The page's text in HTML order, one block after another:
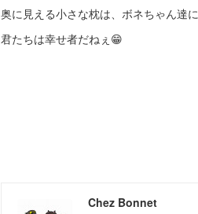
奥に見える小さな枕は、ボネちゃん達
君たちは幸せ者だねぇ😁
Chez Bonnet